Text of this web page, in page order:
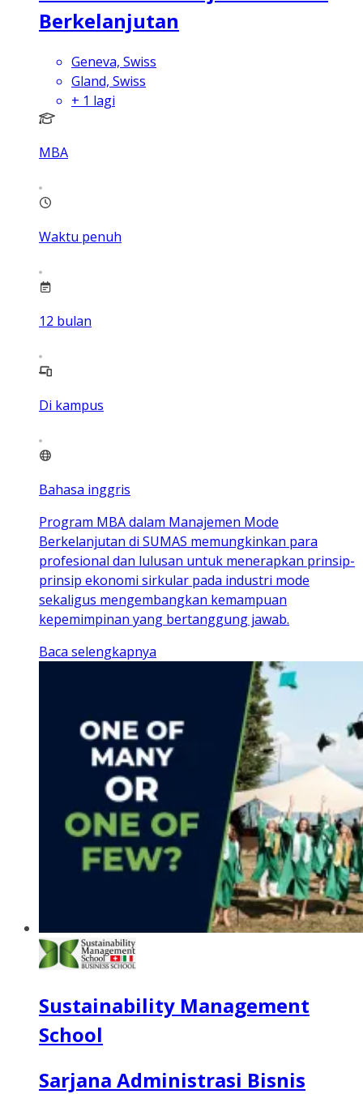
Berkelanjutan
Geneva, Swiss
Gland, Swiss
+ 1 lagi
MBA
Waktu penuh
12 bulan
Di kampus
Bahasa inggris
Program MBA dalam Manajemen Mode
Berkelanjutan di SUMAS memungkinkan para
profesional dan lulusan untuk menerapkan prinsip-
prinsip ekonomi sirkular pada industri mode
sekaligus mengembangkan kemampuan
kepemimpinan yang bertanggung jawab.
Baca selengkapnya
Sustainability Management
School
Sarjana Administrasi Bisnis